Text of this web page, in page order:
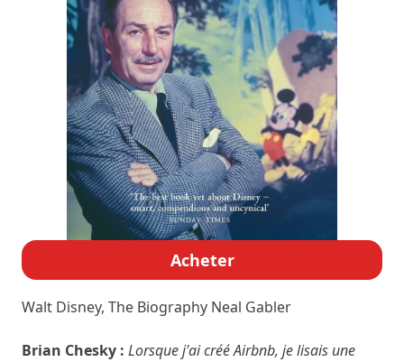
Acheter
Walt Disney, The Biography Neal Gabler
Brian Chesky : Lorsque j'ai créé Airbnb, je lisais une